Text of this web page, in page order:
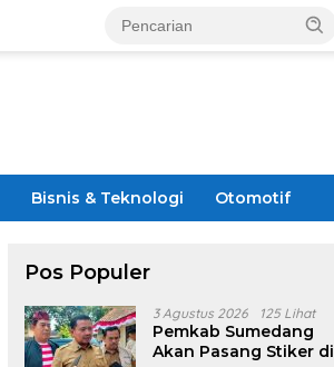
Bisnis & Teknologi Otomotif
Pos Populer
3 Agustus 2026 125 Lihat
Pemkab Sumedang
Akan Pasang Stiker di